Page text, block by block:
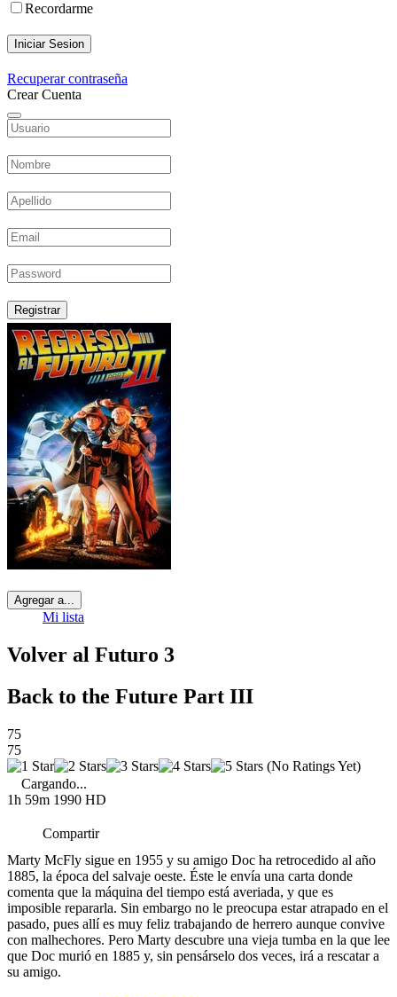
Recordarme
Iniciar Sesion
Recuperar contraseña
Crear Cuenta
Registrar
Agregar a...
Mi lista
Volver al Futuro 3
Back to the Future Part III
75
75
(No Ratings Yet)
Cargando...
1h 59m 1990 HD
Compartir
Marty McFly sigue en 1955 y su amigo Doc ha retrocedido al año
1885, la época del salvaje oeste. Éste le envía una carta donde
comenta que la máquina del tiempo está averiada, y que es
imposible repararla. Sin embargo no le preocupa estar atrapado en el
pasado, pues allí es muy feliz trabajando de herrero aunque convive
con malhechores. Pero Marty descubre una vieja tumba en la que lee
que Doc murió en 1885 y, sin pensárselo dos veces, irá a rescatar a
su amigo.